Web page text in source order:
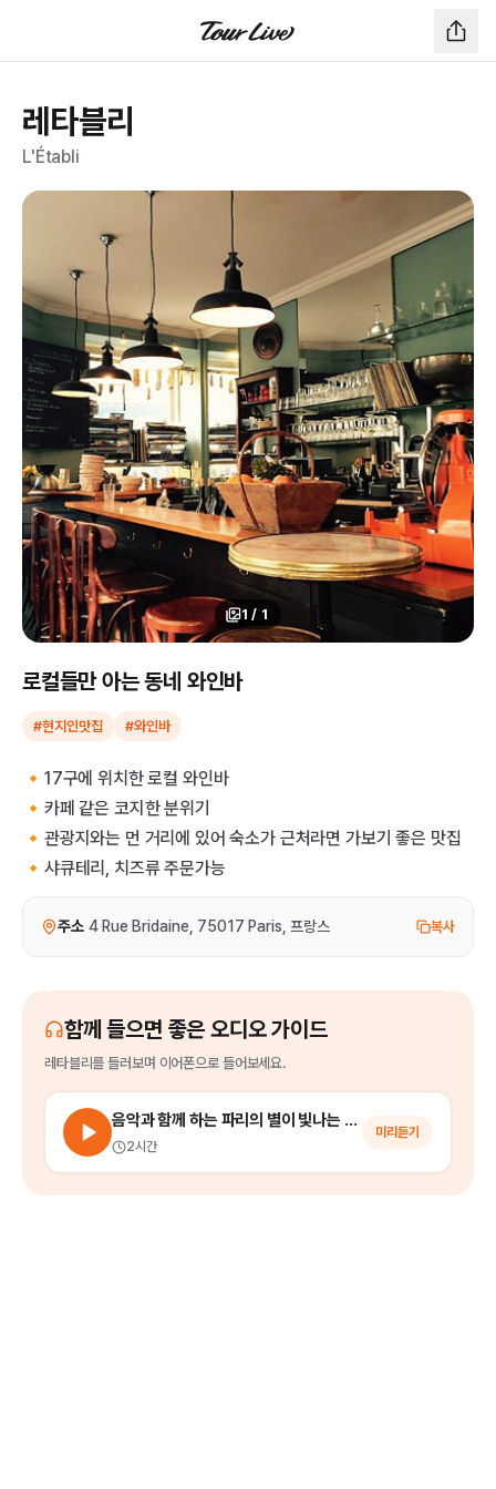
레타블리
L'Établi
1 / 1
로컬들만 아는 동네 와인바
#현지인맛집 #와인바
🔸17구에 위치한 로컬 와인바
🔸카페 같은 코지한 분위기
🔸관광지와는 먼 거리에 있어 숙소가 근처라면 가보기 좋은 맛집
🔸샤큐테리, 치즈류 주문가능
주소 4 Rue Bridaine, 75017 Paris, 프랑스 복사
함께 들으면 좋은 오디오 가이드
레타블리를 들러보며 이어폰으로 들어보세요.
음악과 함께 하는 파리의 별이 빛나는 밤에 (파리 야경 투어)
2시간
미리듣기